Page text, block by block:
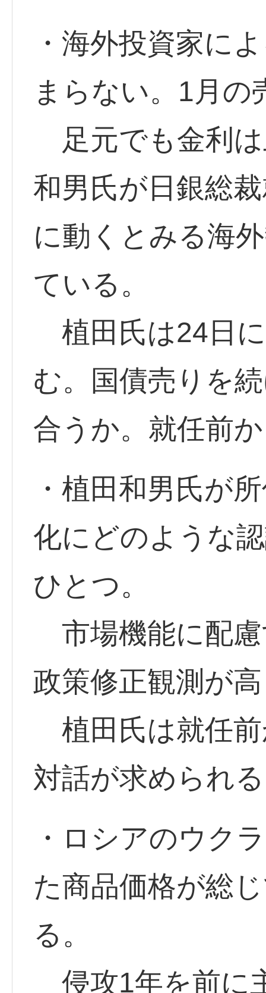
・海外投資家に
まらない。1月の
足元でも金利
和男氏が日銀総
に動くとみる海
ている。
植田氏は24日
む。国債売りを
合うか。就任前
・植田和男氏が
化にどのような
ひとつ。
市場機能に配
政策修正観測が
植田氏は就任
対話が求められ
・ロシアのウク
た商品価格が総
る。
侵攻1年を前に